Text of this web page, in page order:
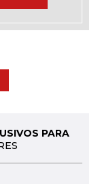
PARA